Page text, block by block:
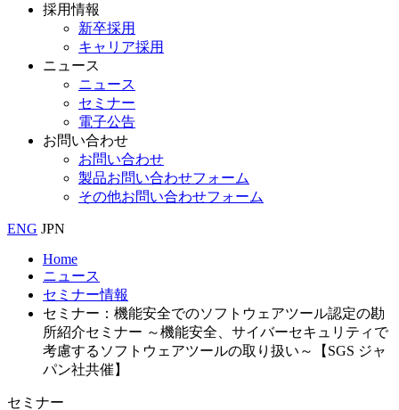
採用情報
新卒採用
キャリア採用
ニュース
ニュース
セミナー
電子公告
お問い合わせ
お問い合わせ
製品お問い合わせフォーム
その他お問い合わせフォーム
ENG JPN
Home
ニュース
セミナー情報
セミナー：機能安全でのソフトウェアツール認定の勘
所紹介セミナー ～機能安全、サイバーセキュリティで
考慮するソフトウェアツールの取り扱い～【SGS ジャ
パン社共催】
セミナー